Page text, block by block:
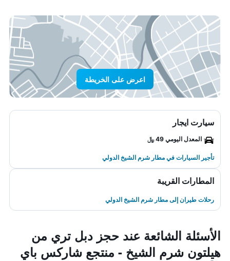
اعرض على الخريطة
سيارت ايجار
المعدل اليومي 49 ﷼
تأجير السيارات في مطار شرم الشيخ الدولي
المطارات القريبة
رحلات طيران إلى مطار شرم الشيخ الدولي
الأسئلة الشائعة عند حجز دبل تري من
هيلتون شرم الشيخ - منتجع شاركس باي